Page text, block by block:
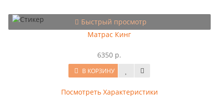
Быстрый просмотр
Матрас Кинг
6350 р.
В КОРЗИНУ
Посмотреть Характеристики